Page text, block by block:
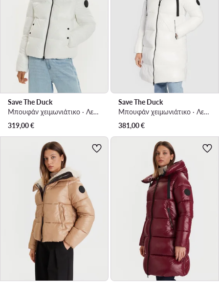
Save The Duck
Μπουφάν χειμωνιάτικο · Λευκό
319,00€
Save The Duck
Μπουφάν χειμωνιάτικο · Λευκό
381,00€